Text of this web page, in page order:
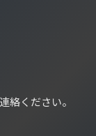
絡ください。